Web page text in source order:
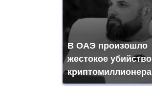
В ОАЭ произошло
жестокое убийство
криптомиллионера